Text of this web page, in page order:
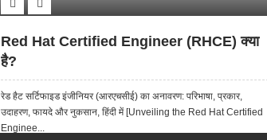
Red Hat Certified Engineer (RHCE) क्या
है?
रेड हैट सर्टिफाइड इंजीनियर (आरएचसीई) का अनावरण: परिभाषा, प्रकार,
उदाहरण, फायदे और नुकसान, हिंदी में [Unveiling the Red Hat Certified
Enginee...